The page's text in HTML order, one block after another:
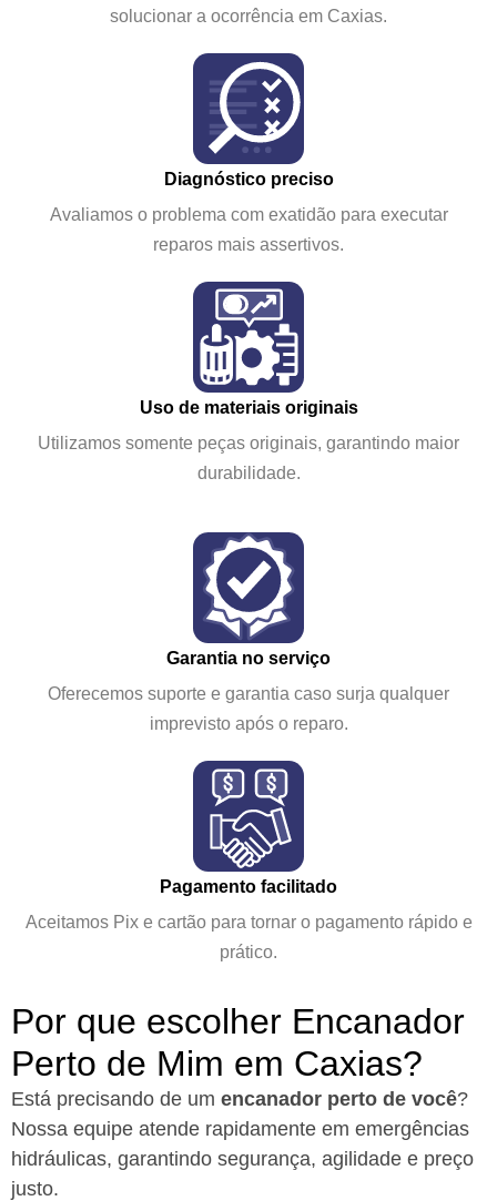
solucionar a ocorrência em Caxias.
Diagnóstico preciso
Avaliamos o problema com exatidão para executar
reparos mais assertivos.
Uso de materiais originais
Utilizamos somente peças originais, garantindo maior
durabilidade.
Garantia no serviço
Oferecemos suporte e garantia caso surja qualquer
imprevisto após o reparo.
Pagamento facilitado
Aceitamos Pix e cartão para tornar o pagamento rápido e
prático.
Por que escolher Encanador
Perto de Mim em Caxias?​
Está precisando de um encanador perto de você?
Nossa equipe atende rapidamente em emergências
hidráulicas, garantindo segurança, agilidade e preço
justo.